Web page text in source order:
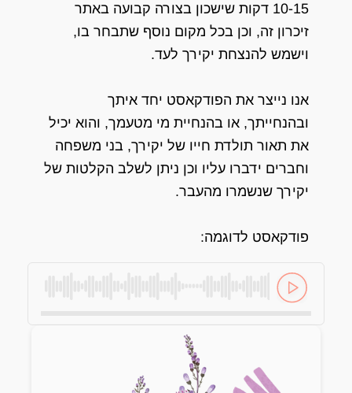
10-15 דקות שישכון בצורה קבועה באתר
זיכרון זה, וכן בכל מקום נוסף שתבחר בו,
וישמש להנצחת יקירך לעד.
אנו נייצר את הפודקאסט יחד איתך
ובהנחייתך, או בהנחיית מי מטעמך, והוא יכיל
את תאור תולדת חייו של יקירך, בני משפחה
וחברים ידברו עליו וכן ניתן לשלב הקלטות של
יקירך שנשמרו מהעבר.
פודקאסט לדוגמה: